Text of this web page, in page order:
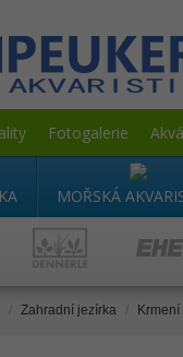
Fotogalerie
MOŘSKÁ
/ Zahradní jezírka / Krmení